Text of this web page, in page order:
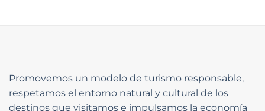
Promovemos un modelo de turismo responsable,
respetamos el entorno natural y cultural de los
destinos que visitamos e impulsamos la economía